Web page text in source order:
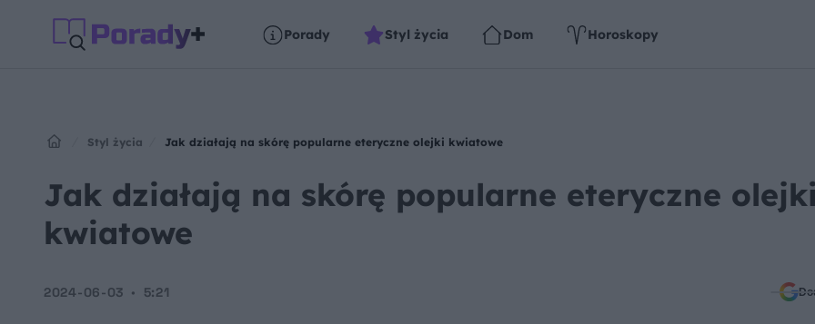
Porady Styl życia Dom Horoskopy
Styl życia Jak działają na skórę popularne eteryczne olejki kwiatowe
Jak działają na skórę popularne eteryczne
kwiatowe
2024-06-03 5:21